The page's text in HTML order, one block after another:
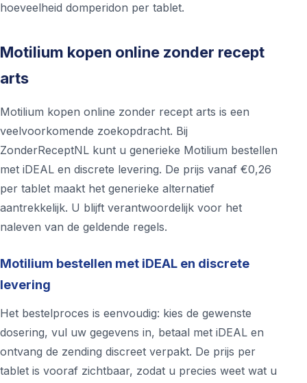
hoeveelheid domperidon per tablet.
Motilium kopen online zonder recept
arts
Motilium kopen online zonder recept arts is een
veelvoorkomende zoekopdracht. Bij
ZonderReceptNL kunt u generieke Motilium bestellen
met iDEAL en discrete levering. De prijs vanaf €0,26
per tablet maakt het generieke alternatief
aantrekkelijk. U blijft verantwoordelijk voor het
naleven van de geldende regels.
Motilium bestellen met iDEAL en discrete
levering
Het bestelproces is eenvoudig: kies de gewenste
dosering, vul uw gegevens in, betaal met iDEAL en
ontvang de zending discreet verpakt. De prijs per
tablet is vooraf zichtbaar, zodat u precies weet wat u